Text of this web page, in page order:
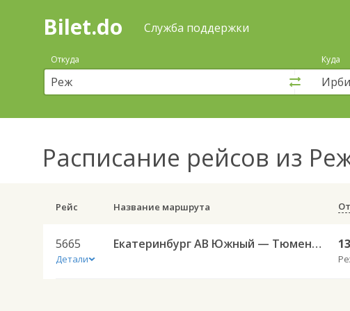
Поиск
покупка
билетов
автобус
онлайн
Bilet.do Служба поддержки
Откуда Куда
Расписание рейсов из
Рейс Название маршрута
5665
Детали
Екатеринбург АВ Южный — Тюмень АВ 5665